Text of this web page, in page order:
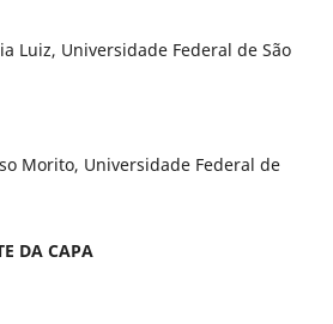
Luiz, Universidade Federal de São
Morito, Universidade Federal de
DA CAPA